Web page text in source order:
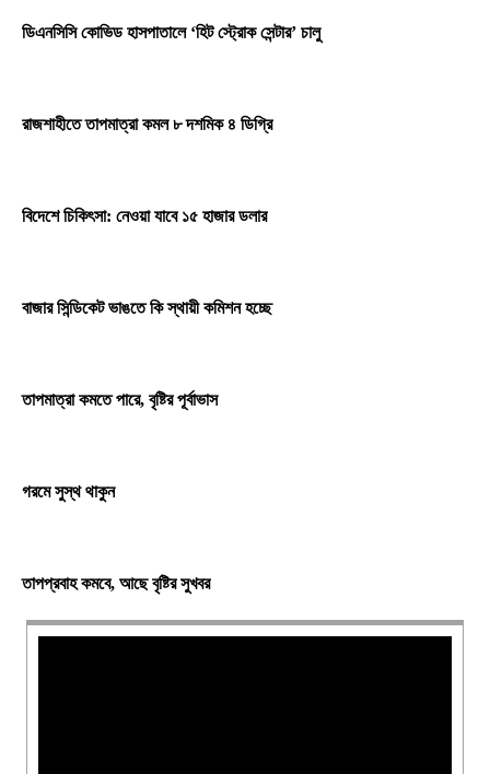
ডিএনসিসি কোভিড হাসপাতালে ‘হিট স্ট্রোক সেন্টার’ চালু
রাজশাহীতে তাপমাত্রা কমল ৮ দশমিক ৪ ডিগ্রি
বিদেশে চিকিৎসা: নেওয়া যাবে ১৫ হাজার ডলার
বাজার সিন্ডিকেট ভাঙতে কি স্থায়ী কমিশন হচ্ছে
তাপমাত্রা কমতে পারে, বৃষ্টির পূর্বাভাস
গরমে সুস্থ থাকুন
তাপপ্রবাহ কমবে, আছে বৃষ্টির সুখবর